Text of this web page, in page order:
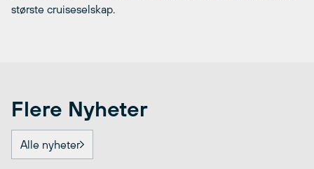
største cruiseselskap.
Flere Nyheter
Alle nyheter